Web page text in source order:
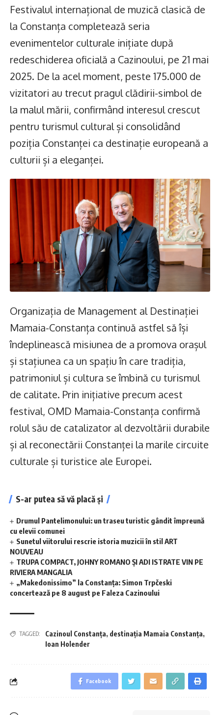
Festivalul internațional de muzică clasică de
la Constanța completează seria
evenimentelor culturale inițiate după
redeschiderea oficială a Cazinoului, pe 21 mai
2025. De la acel moment, peste 175.000 de
vizitatori au trecut pragul clădirii-simbol de
la malul mării, confirmând interesul crescut
pentru turismul cultural și consolidând
poziția Constanței ca destinație europeană a
culturii și a eleganței.
Organizația de Management al Destinației
Mamaia-Constanța continuă astfel să își
îndeplinească misiunea de a promova orașul
și stațiunea ca un spațiu în care tradiția,
patrimoniul și cultura se îmbină cu turismul
de calitate. Prin inițiative precum acest
festival, OMD Mamaia-Constanța confirmă
rolul său de catalizator al dezvoltării durabile
și al reconectării Constanței la marile circuite
culturale și turistice ale Europei.
S-ar putea să vă placă și
Drumul Pantelimonului: un traseu turistic gândit împreună
cu elevii comunei
Sunetul viitorului rescrie istoria muzicii în stil ART
NOUVEAU
TRUPA COMPACT, JOHNY ROMANO ȘI ADI ISTRATE VIN PE
RIVIERA MANGALIA
„Makedonissimo” la Constanța: Simon Trpčeski
concertează pe 8 august pe Faleza Cazinoului
TAGGED: Cazinoul Constanța, destinaţia Mamaia Constanţa,
Ioan Holender
Facebook